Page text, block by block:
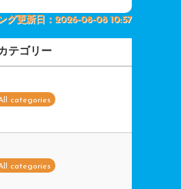
グ更新日：2026-08-08 10:57
テゴリー
categories
categories